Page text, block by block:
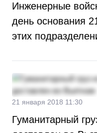
Инженерные
день основания
этих
21 января 2018 11:30
Гуманитарный